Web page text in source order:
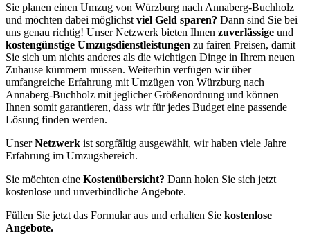
Sie planen einen Umzug von Würzburg nach Annaberg-Buchholz
und möchten dabei möglichst viel Geld sparen? Dann sind Sie bei
uns genau richtig! Unser Netzwerk bieten Ihnen zuverlässige und
kostengünstige Umzugsdienstleistungen zu fairen Preisen, damit
Sie sich um nichts anderes als die wichtigen Dinge in Ihrem neuen
Zuhause kümmern müssen. Weiterhin verfügen wir über
umfangreiche Erfahrung mit Umzügen von Würzburg nach
Annaberg-Buchholz mit jeglicher Größenordnung und können
Ihnen somit garantieren, dass wir für jedes Budget eine passende
Lösung finden werden.
UnserNetzwerk ist sorgfältig ausgewählt, wir haben viele Jahre
Erfahrung im Umzugsbereich.
Sie möchten eine Kostenübersicht? Dann holen Sie sich jetzt
kostenlose und unverbindliche Angebote.
Füllen Sie jetzt das Formular aus und erhalten Sie kostenlose
Angebote.